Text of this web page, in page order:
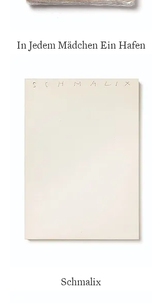
In Jedem Mädchen Ein Hafen
Schmalix